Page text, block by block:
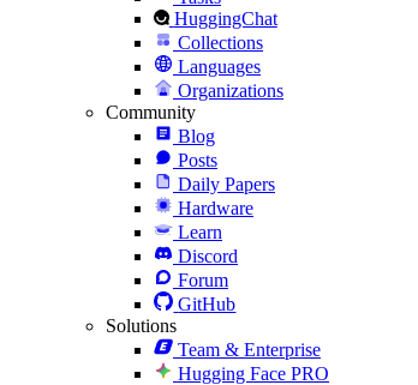
HuggingChat
Collections
Languages
Organizations
Community
Blog
Posts
Daily Papers
Hardware
Learn
Discord
Forum
GitHub
Solutions
Team & Enterprise
Hugging Face PRO